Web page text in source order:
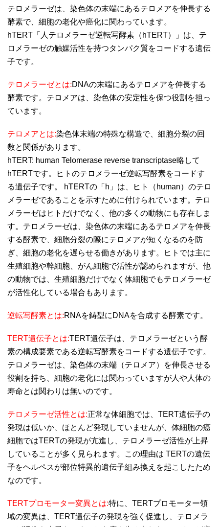
テロメラーゼは、染色体の末端にあるテロメアを伸長する
酵素で、細胞の老化や癌化に関わっています。
hTERT「人テロメラーゼ逆転写酵素（hTERT）」は、テ
ロメラーゼの触媒活性を持つタンパク質をコードする遺伝
子です。
テロメラーゼとは:DNAの末端にあるテロメアを伸長する
酵素です。テロメアは、染色体の安定性を保つ役割を担っ
ています。
テロメアとは:染色体末端の特殊な構造で、細胞分裂の回
数と関係があります。
hTERT: human Telomerase reverse transcriptase略して
hTERTです。ヒトのテロメラーゼ逆転写酵素をコードす
る遺伝子です。 hTERTの「h」は、ヒト（human）のテロ
メラーゼであることを示すために付けられています。テロ
メラーゼはヒトだけでなく、他の多くの動物にも存在しま
す。テロメラーゼは、染色体の末端にあるテロメアを伸長
する酵素で、細胞分裂の際にテロメアが短くなるのを防
ぎ、細胞の老化を遅らせる働きがあります。ヒトでは主に
生殖細胞や幹細胞、がん細胞で活性が認められますが、他
の動物では、生殖細胞だけでなく体細胞でもテロメラーゼ
が活性化している場合もあります。
逆転写酵素とは:RNAを鋳型にDNAを合成する酵素です。
TERT遺伝子とは:TERT遺伝子は、テロメラーゼという酵
素の構成要素である逆転写酵素をコードする遺伝子です。
テロメラーゼは、染色体の末端（テロメア）を伸長させる
役割を持ち、細胞の老化には関わっていますが人や人体の
寿命とは関わりは無いのです。
テロメラーゼ活性とは:正常な体細胞では、TERT遺伝子の
発現は低いか、ほとんど発現していませんが、体細胞の癌
細胞ではTERTの発現が亢進し、テロメラーゼ活性が上昇
していることが多く見られます。この理由は TERTの遺伝
子をヘルペスが部位特異的遺伝子組み換えを起こしたため
なのです。
TERTプロモーター変異とは:特に、TERTプロモーター領
域の変異は、TERT遺伝子の発現を強く促進し、テロメラ